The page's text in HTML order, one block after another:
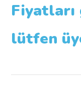
lütfen